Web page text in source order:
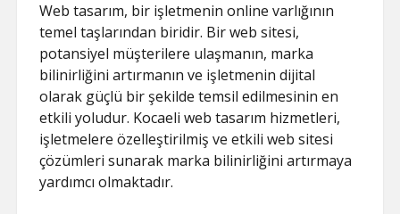
Web tasarım, bir işletmenin online varlığının
temel taşlarından biridir. Bir web sitesi,
potansiyel müşterilere ulaşmanın, marka
bilinirliğini artırmanın ve işletmenin dijital
olarak güçlü bir şekilde temsil edilmesinin en
etkili yoludur. Kocaeli web tasarım hizmetleri,
işletmelere özelleştirilmiş ve etkili web sitesi
çözümleri sunarak marka bilinirliğini artırmaya
yardımcı olmaktadır.